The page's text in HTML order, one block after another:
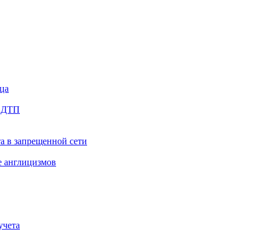
ДТП
в запрещенной сети
англицизмов